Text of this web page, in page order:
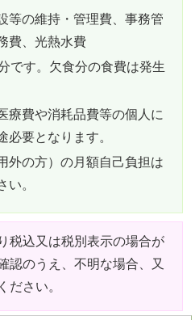
等の維持・管理費、事務管
費、光熱水費
です。欠食分の食費は発生
療費や消耗品費等の個人に
要となります。
外の方）の月額自己負担は
い。
税込又は税別表示の場合が
認のうえ、不明な場合、又
ださい。